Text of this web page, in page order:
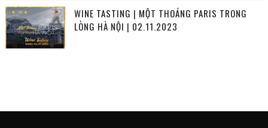
WINE TASTING | MỘT THOÁNG PARIS TRONG
LÒNG HÀ NỘI | 02.11.2023